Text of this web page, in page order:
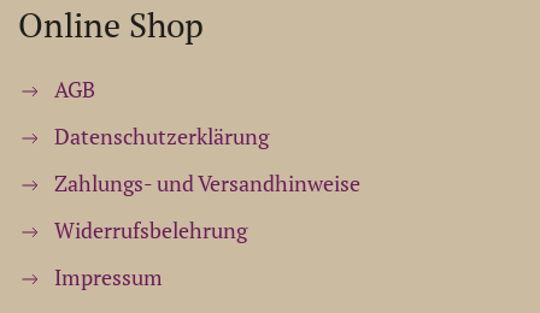
Online Shop
AGB
Datenschutzerklärung
Zahlungs- und Versandhinweise
Widerrufsbelehrung
Impressum